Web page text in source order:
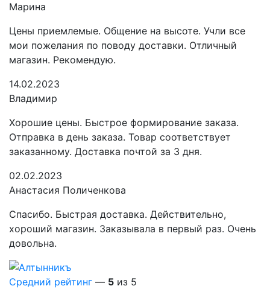
Марина
Цены приемлемые. Общение на высоте. Учли все
мои пожелания по поводу доставки. Отличный
магазин. Рекомендую.
14.02.2023
Владимир
Хорошие цены. Быстрое формирование заказа.
Отправка в день заказа. Товар соответствует
заказанному. Доставка почтой за 3 дня.
02.02.2023
Анастасия Поличенкова
Спасибо. Быстрая доставка. Действительно,
хороший магазин. Заказывала в первый раз. Очень
довольна.
Средний рейтинг — 5 из 5